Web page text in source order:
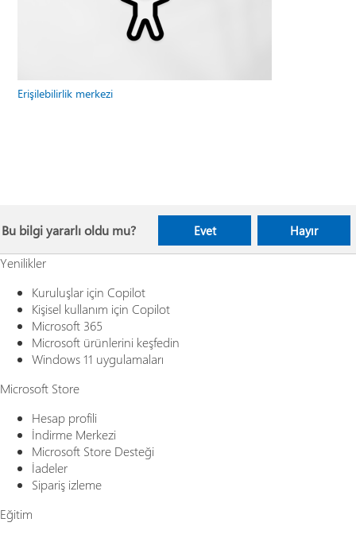
Erişilebilirlik merkezi
Bu bilgi yararlı oldu mu? Evet Hayır
Yenilikler
Kuruluşlar için Copilot
Kişisel kullanım için Copilot
Microsoft 365
Microsoft ürünlerini keşfedin
Windows 11 uygulamaları
Microsoft Store
Hesap profili
İndirme Merkezi
Microsoft Store Desteği
İadeler
Sipariş izleme
Eğitim